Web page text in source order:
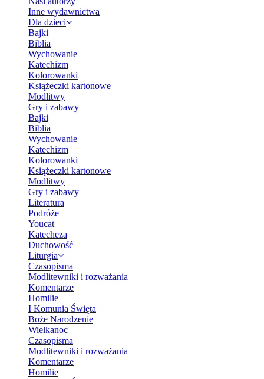
Inne wydawnictwa
Dla dzieci
Bajki
Biblia
Wychowanie
Katechizm
Kolorowanki
Książeczki kartonowe
Modlitwy
Gry i zabawy
Bajki
Biblia
Wychowanie
Katechizm
Kolorowanki
Książeczki kartonowe
Modlitwy
Gry i zabawy
Literatura
Podróże
Youcat
Katecheza
Duchowość
Liturgia
Czasopisma
Modlitewniki i rozważania
Komentarze
Homilie
I Komunia Święta
Boże Narodzenie
Wielkanoc
Czasopisma
Modlitewniki i rozważania
Komentarze
Homilie